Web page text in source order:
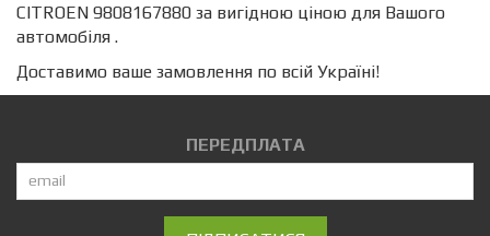
CITROEN 9808167880 за вигідною ціною для Вашого
автомобіля .
Доставимо ваше замовлення по всій Україні!
ПЕРЕДПЛАТА